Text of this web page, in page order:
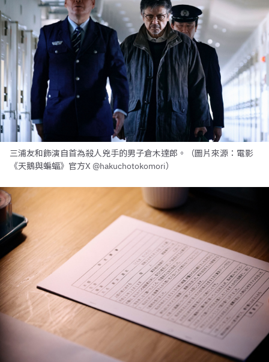
三浦友和飾演自首為殺人兇手的男子倉木達郎。（圖片來源：電影
《天鵝與蝙蝠》官方X @hakuchotokomori）